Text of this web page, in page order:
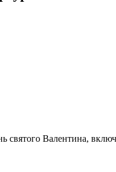
святого Валентина,